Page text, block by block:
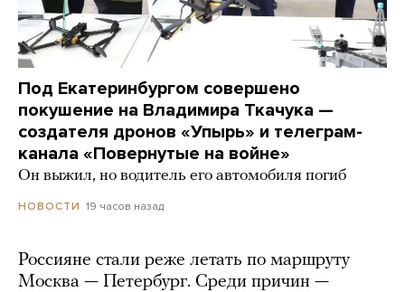
Под Екатеринбургом совершено
покушение на Владимира Ткачука —
создателя дронов «Упырь» и телеграм-
канала «Повернутые на войне»
Он выжил, но водитель его автомобиля погиб
НОВОСТИ 19 часов назад
Россияне стали реже летать по маршруту
Москва — Петербург. Среди причин —